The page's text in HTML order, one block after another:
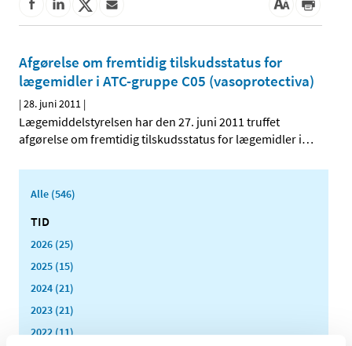
Afgørelse om fremtidig tilskudsstatus for
lægemidler i ATC-gruppe C05 (vasoprotectiva)
|28. juni 2011 |
Lægemiddelstyrelsen har den 27. juni 2011 truffet
afgørelse om fremtidig tilskudsstatus for lægemidler i…
Alle (546)
TID
2026 (25)
2025 (15)
2024 (21)
2023 (21)
2022 (11)